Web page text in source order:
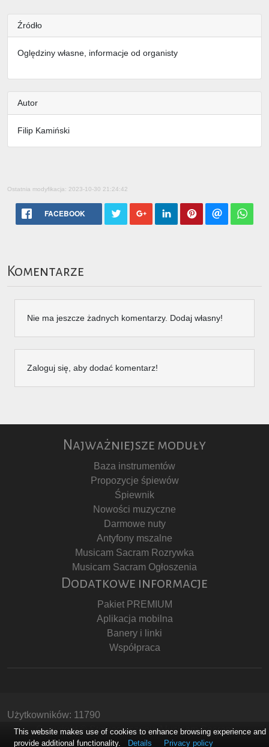
Źródło
Oględziny własne, informacje od organisty
Autor
Filip Kamiński
Ostatnia modyfikacja: 2023-10-30 21:24:42
FACEBOOK
Komentarze
Nie ma jeszcze żadnych komentarzy. Dodaj własny!
Zaloguj się, aby dodać komentarz!
Najważniejsze moduły
Baza instrumentów
Propozycje śpiewów
Śpiewnik
Nowości muzyczne
Darmowe nuty
Antyfony mszalne
Musicam Sacram Rozrywka
Musicam Sacram Ogłoszenia
Dodatkowe informacje
Pakiet PREMIUM
Aplikacja mobilna
Banery i linki
Współpraca
Użytkowników: 11790
Copyright © Stowarzyszenie Musicam Sacram
This website makes use of cookies to enhance browsing experience and
provide additional functionality.
Details Privacy policy